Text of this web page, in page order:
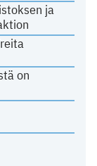
ja
on